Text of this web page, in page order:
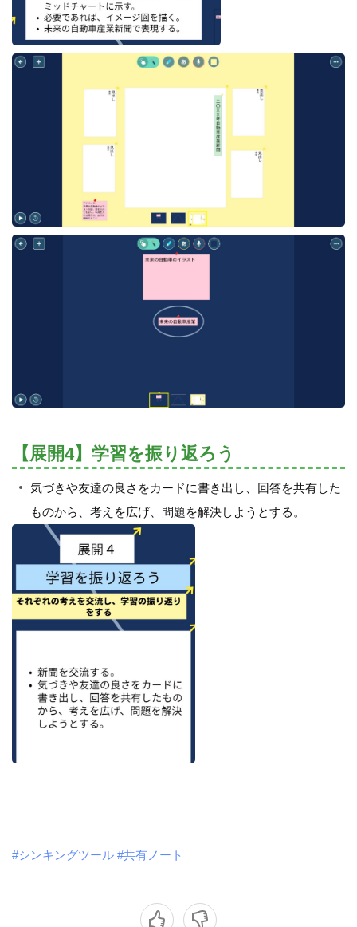
【展開4】学習を振り返ろう
気づきや友達の良さをカードに書き出し、回答を共有した
ものから、考えを広げ、問題を解決しようとする。
#シンキングツール #共有ノート